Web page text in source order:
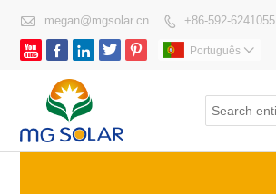
 megan@mgsolar.cn  +86-592-6241055
     Português 